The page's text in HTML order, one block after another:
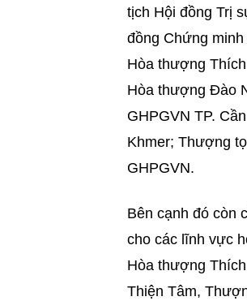
tịch Hội đồng Trị
đồng Chứng
Hòa thượng
Hòa thượng Đào
GHPGVN TP.
Khmer; Thượng
GHPGVN.
Bên cạnh đó còn
cho các lĩnh vực
Hòa thượng
Thiện Tâm,